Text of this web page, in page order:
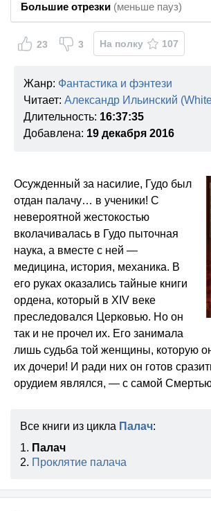
Большие отрезки (меньше пауз)
23 3 На полку 107
Жанр: Фантастика и фэнтези
Читает: Александр Ильинский
Длительность: 16:37:35
Добавлена: 19 декабря 2016
Осужденный за насилие, Гудо был
отдан палачу… в ученики! С
невероятной жестокостью
вколачивалась в Гудо пыточная
наука, а вместе с ней —
медицина, история, механика. В
его руках оказались тайные книги
ордена, который в XIV веке
преследовался Церковью. Но он
так и не прочел их. Его занимала
лишь судьба той женщины, которую
их дочери! И ради них он готов
орудием являлся, — с самой
Все книги из цикла Палач:
1. Палач
2. Проклятие палача